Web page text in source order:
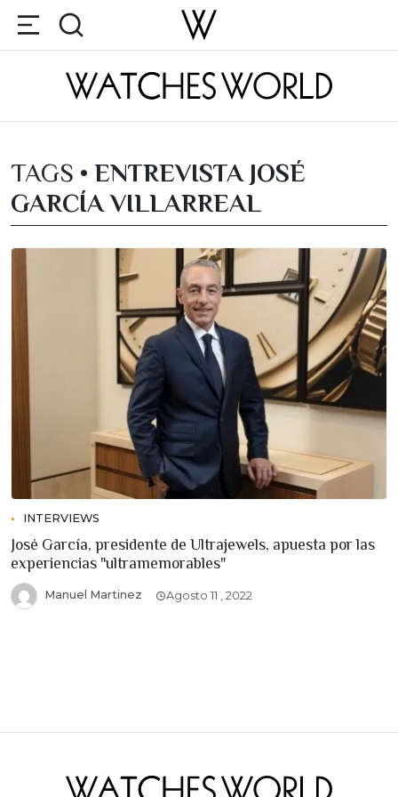
TAGS • ENTREVISTA JOSÉ
GARCÍA VILLARREAL
INTERVIEWS
José García, presidente de Ultrajewels, apuesta por las
experiencias "ultramemorables"
Manuel Martinez Agosto 11 , 2022